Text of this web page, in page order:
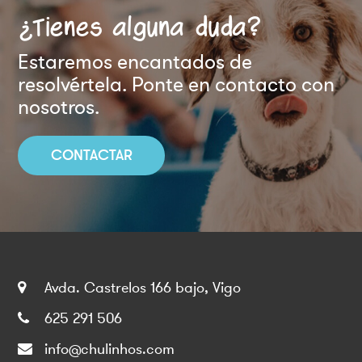
¿Tienes alguna duda?
Estaremos encantados de
resolvértela. Ponte en contacto con
nosotros.
CONTACTAR
Avda. Castrelos 166 bajo, Vigo
625 291 506
info@chulinhos.com